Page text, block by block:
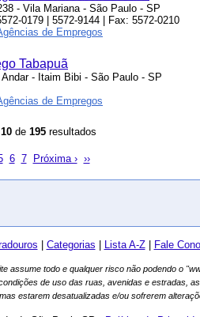
- Vila Mariana - São Paulo - SP
0179 | 5572-9144 | Fax: 5572-0210
de Empregos
Tabapuã
Andar - Itaim Bibi - São Paulo - SP
de Empregos
10 de 195 resultados
6 7 Próxima › ››
Categorias Lista A-Z| Fale
assume todo e qualquer risco não podendo o
de uso das ruas, avenidas e estradas,
estarem desatualizadas e/ou sofrerem